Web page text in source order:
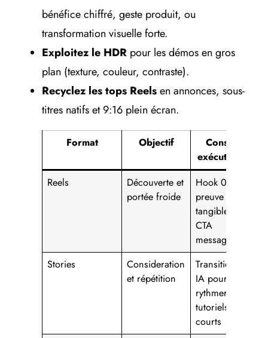
bénéfice chiffré, geste produit, ou
transformation visuelle forte.
Exploitez le HDR pour les démos en gros
plan (texture, couleur, contraste).
Recyclez les tops Reelsen annonces, sous-
titres natifs et 9:16 plein écran.
Format Objectif
Conseil
exécutable
Reels
Découverte et
portée froide
Hook 0-2s +
preuve
tangible +
CTA
message
Stories
Consideration
et répétition
Transitions
IA pour
rythmer les
tutoriels
courts